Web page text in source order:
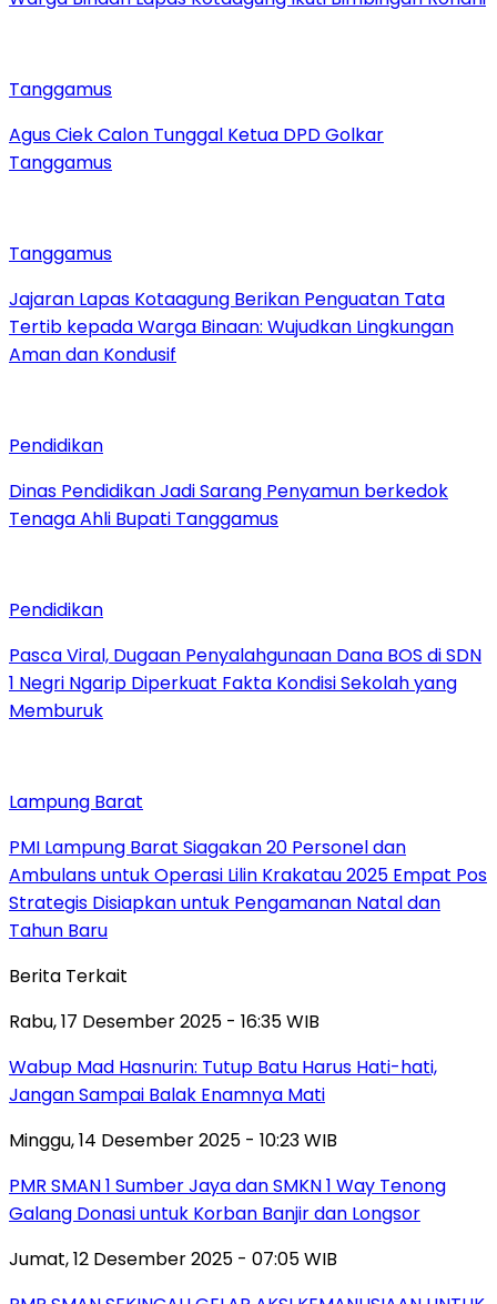
Tanggamus
Agus Ciek Calon Tunggal Ketua DPD Golkar
Tanggamus
Tanggamus
Jajaran Lapas Kotaagung Berikan Penguatan Tata
Tertib kepada Warga Binaan: Wujudkan Lingkungan
Aman dan Kondusif
Pendidikan
Dinas Pendidikan Jadi Sarang Penyamun berkedok
Tenaga Ahli Bupati Tanggamus
Pendidikan
Pasca Viral, Dugaan Penyalahgunaan Dana BOS di SDN
1 Negri Ngarip Diperkuat Fakta Kondisi Sekolah yang
Memburuk
Lampung Barat
PMI Lampung Barat Siagakan 20 Personel dan
Ambulans untuk Operasi Lilin Krakatau 2025 Empat Pos
Strategis Disiapkan untuk Pengamanan Natal dan
Tahun Baru
Berita Terkait
Rabu, 17 Desember 2025 - 16:35 WIB
Wabup Mad Hasnurin: Tutup Batu Harus Hati-hati,
Jangan Sampai Balak Enamnya Mati
Minggu, 14 Desember 2025 - 10:23 WIB
PMR SMAN 1 Sumber Jaya dan SMKN 1 Way Tenong
Galang Donasi untuk Korban Banjir dan Longsor
Jumat, 12 Desember 2025 - 07:05 WIB